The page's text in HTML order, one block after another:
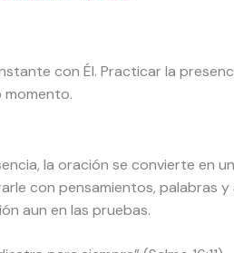
con Él. Practicar la
la oración se convierte en
con pensamientos, palabras y
aun en las pruebas.